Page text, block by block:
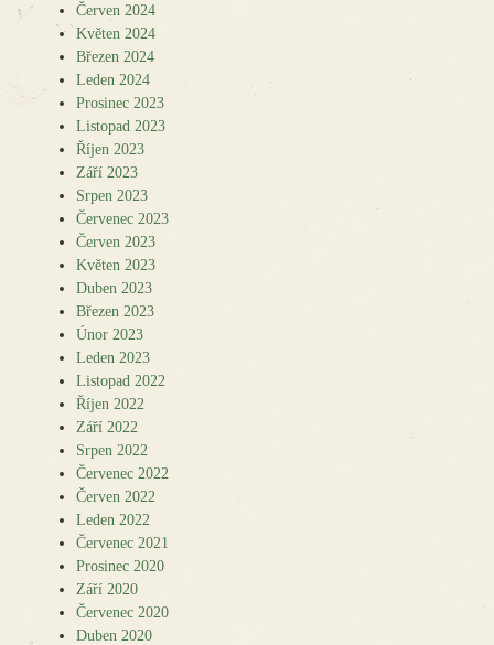
Červen 2024
Květen 2024
Březen 2024
Leden 2024
Prosinec 2023
Listopad 2023
Říjen 2023
Září 2023
Srpen 2023
Červenec 2023
Červen 2023
Květen 2023
Duben 2023
Březen 2023
Únor 2023
Leden 2023
Listopad 2022
Říjen 2022
Září 2022
Srpen 2022
Červenec 2022
Červen 2022
Leden 2022
Červenec 2021
Prosinec 2020
Září 2020
Červenec 2020
Duben 2020